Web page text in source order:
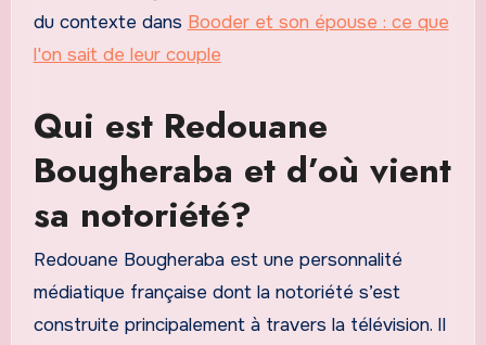
du contexte dans Booder et son épouse : ce que
l'on sait de leur couple
Qui est Redouane
Bougheraba et d’où vient
sa notoriété?
Redouane Bougheraba est une personnalité
médiatique française dont la notoriété s’est
construite principalement à travers la télévision. Il